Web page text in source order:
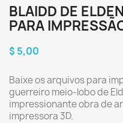
BLAIDD DE
PARA
$ 5,00
Baixe os arquivos para
guerreiro meio-lobo de
impressionante obra de
impressora 3D.